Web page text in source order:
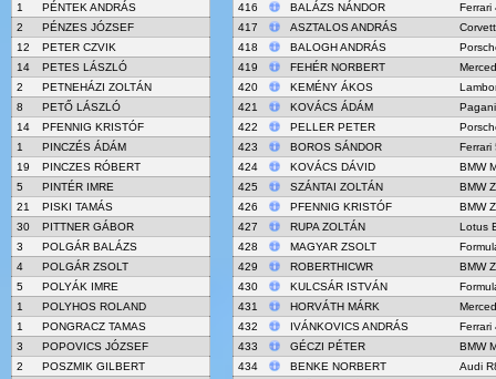
1
PÉNTEK ANDRÁS
2
PÉNZES JÓZSEF
12
PETER CZVIK
14
PETES LÁSZLÓ
2
PETNEHÁZI ZOLTÁN
8
PETŐ LÁSZLÓ
14
PFENNIG KRISTÓF
1
PINCZÉS ÁDÁM
19
PINCZES RÓBERT
5
PINTÉR IMRE
21
PISKI TAMÁS
30
PITTNER GÁBOR
3
POLGÁR BALÁZS
4
POLGÁR ZSOLT
5
POLYÁK IMRE
1
POLYHOS ROLAND
1
PONGRACZ TAMAS
3
POPOVICS JÓZSEF
2
POSZMIK GILBERT
416
BALÁZS NÁNDOR
Ferrari
417
ASZTALOS ANDRÁS
418
BALOGH ANDRÁS
419
FEHÉR NORBERT
420
KEMÉNY ÁKOS
421
KOVÁCS ÁDÁM
422
PELLER PETER
423
BOROS SÁNDOR
Ferrari
424
KOVÁCS DÁVID
BMW
425
SZÁNTAI ZOLTÁN
BMW
426
PFENNIG KRISTÓF
BMW
427
RUPA ZOLTÁN
Lotus
428
MAGYAR ZSOLT
429
ROBERTHICWR
BMW
430
KULCSÁR ISTVÁN
431
HORVÁTH MÁRK
432
IVÁNKOVICS ANDRÁS
Ferrari
433
GÉCZI PÉTER
BMW
434
BENKE NORBERT
Audi